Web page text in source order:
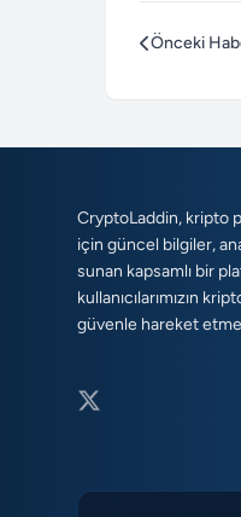
Önceki
CryptoLaddin, kripto
için güncel bilgiler,
sunan kapsamlı bir
kullanıcılarımızın
güvenle hareket